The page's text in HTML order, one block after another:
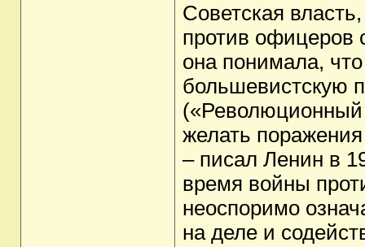
Советская
против офицеров
она понимала,
большевистскую
(«Революционный
желать
– писал Ленин в
время войны
неоспоримо
на деле и